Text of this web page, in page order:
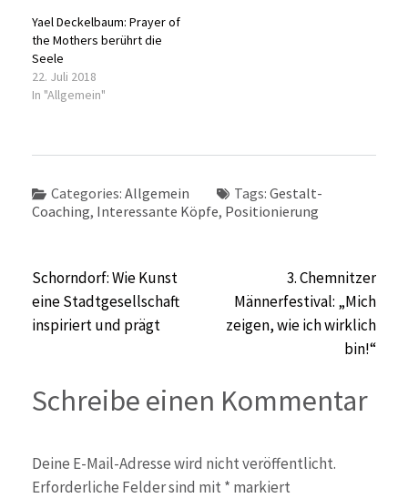
Yael Deckelbaum: Prayer of
the Mothers berührt die
Seele
22. Juli 2018
In "Allgemein"
Categories: Allgemein Tags: Gestalt-
Coaching, Interessante Köpfe, Positionierung
Beitragsnavigation
Schorndorf: Wie Kunst
eine Stadtgesellschaft
inspiriert und prägt
3. Chemnitzer
Männerfestival: „Mich
zeigen, wie ich wirklich
bin!“
Schreibe einen Kommentar
Deine E-Mail-Adresse wird nicht veröffentlicht.
Erforderliche Felder sind mit * markiert